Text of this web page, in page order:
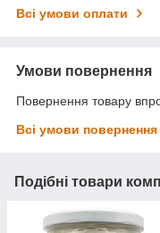
Всі умови оплати
Умови повернення
Повернення товару
Всі умови повернення
Подібні товари